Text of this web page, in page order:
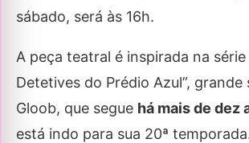
sábado, será às 16h.
A peça teatral é inspirada na série
Detetives do Prédio Azul”, grande
Gloob, que segue há mais de dez
está indo para sua 20ª